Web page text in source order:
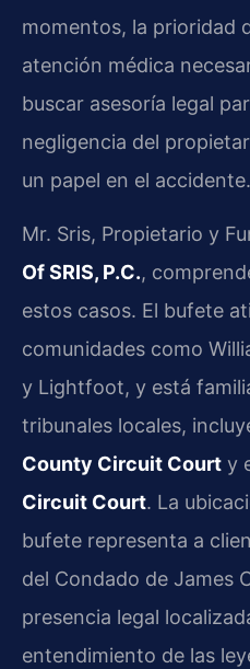
momentos, la prioridad
atención médica
buscar asesoría legal
negligencia del
un papel en el accidente.
Mr. Sris, Propietario y
Of SRIS, P.C.,
estos casos. El bufete
comunidades como
y Lightfoot, y está
tribunales locales,
County Circuit Court y
Circuit Court. La
bufete representa a
del Condado de James
presencia legal
entendimiento de las